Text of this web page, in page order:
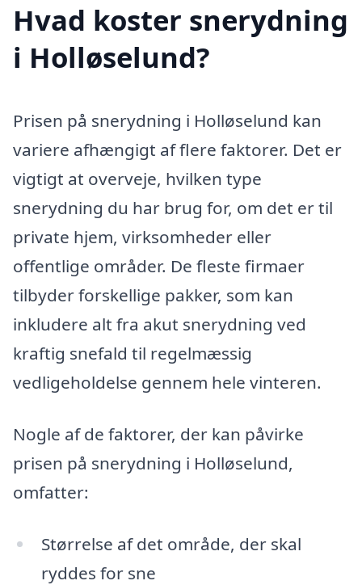
Hvad koster snerydning
i Holløselund?
Prisen på snerydning i Holløselund kan
variere afhængigt af flere faktorer. Det er
vigtigt at overveje, hvilken type
snerydning du har brug for, om det er til
private hjem, virksomheder eller
offentlige områder. De fleste firmaer
tilbyder forskellige pakker, som kan
inkludere alt fra akut snerydning ved
kraftig snefald til regelmæssig
vedligeholdelse gennem hele vinteren.
Nogle af de faktorer, der kan påvirke
prisen på snerydning i Holløselund,
omfatter:
Størrelse af det område, der skal
ryddes for sne